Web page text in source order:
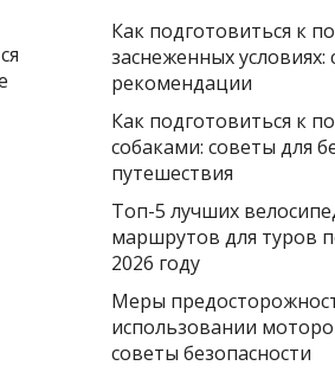
Как подготовиться к
заснеженных условиях:
рекомендации
Как подготовиться к
собаками: советы для
путешествия
Топ-5 лучших
маршрутов для туров
2026 году
Меры
использовании
советы безопасности